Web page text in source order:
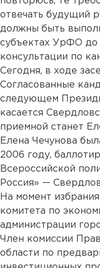
отвечать будущий
должны быть
субъектах УрФО до
консультации по
Сегодня, в ходе
Согласованные
следующем
касается
приемной станет
Елена Чечунова
2006 году,
Всероссийской
Россия» —
На момент
комитета по
администрации
Член комиссии
области по